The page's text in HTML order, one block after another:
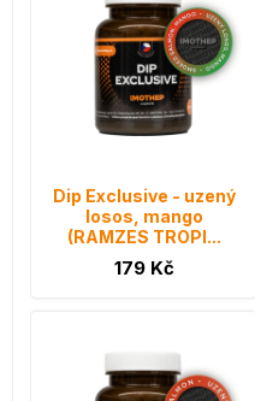
Dip Exclusive - uzený
losos, mango
(RAMZES TROPI...
179 Kč